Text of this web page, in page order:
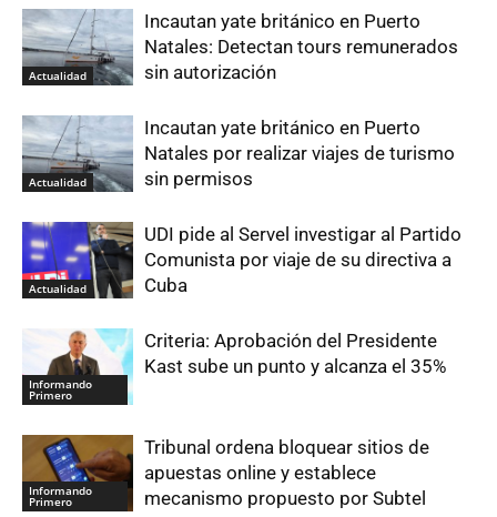
Actualidad
Incautan yate británico en Puerto
Natales: Detectan tours remunerados
sin autorización
Actualidad
Incautan yate británico en Puerto
Natales por realizar viajes de turismo
sin permisos
Actualidad
UDI pide al Servel investigar al Partido
Comunista por viaje de su directiva a
Cuba
Informando
Primero
Criteria: Aprobación del Presidente
Kast sube un punto y alcanza el 35%
Informando
Primero
Tribunal ordena bloquear sitios de
apuestas online y establece
mecanismo propuesto por Subtel